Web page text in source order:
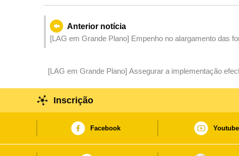
Anterior notícia
[LAG em Grande Plano] Empenho no alargamento das
[LAG em Grande Plano] Assegurar a implementação
Inscrição
Facebook Youtube